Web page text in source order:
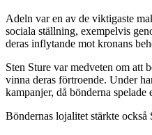
Adeln var en av de viktigaste
sociala ställning, exempelvis
deras inflytande mot kronans
Sten Sture var medveten om att
vinna deras förtroende. Under
kampanjer, då bönderna
Böndernas lojalitet stärkte